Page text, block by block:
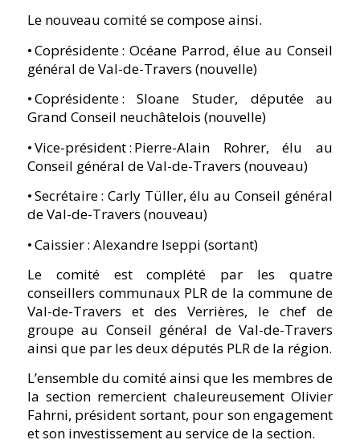
Le nouveau comité se compose ainsi.
• Coprésidente : Océane Parrod, élue au Conseil
général de Val-de-Travers (nouvelle)
• Coprésidente : Sloane Studer, députée au
Grand Conseil neuchâtelois (nouvelle)
• Vice-président : Pierre-Alain Rohrer, élu au
Conseil général de Val-de-Travers (nouveau)
• Secrétaire : Carly Tüller, élu au Conseil général
de Val-de-Travers (nouveau)
• Caissier : Alexandre Iseppi (sortant)
Le comité est complété par les quatre
conseillers communaux PLR de la commune de
Val-de-Travers et des Verrières, le chef de
groupe au Conseil général de Val-de-Travers
ainsi que par les deux députés PLR de la région.
L’ensemble du comité ainsi que les membres de
la section remercient chaleureusement Olivier
Fahrni, président sortant, pour son engagement
et son investissement au service de la section.